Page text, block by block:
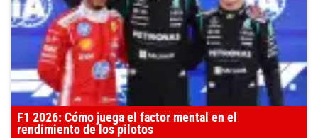
F1 2026: Cómo juega el factor mental en el
rendimiento de los pilotos